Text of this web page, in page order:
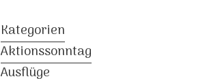
Kategorien
Aktionssonntag
Ausflüge